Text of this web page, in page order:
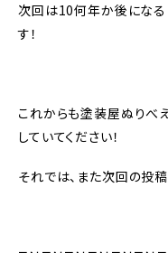
次回は10何年か後になる
す！
これからも塗装屋ぬりべ
していてください！
それでは、また次回の投稿